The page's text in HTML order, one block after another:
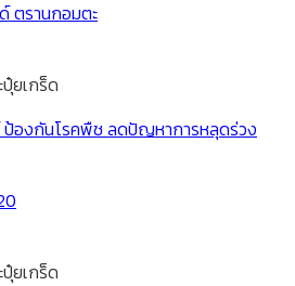
ยเกร็ด
ป้องกันโรคพืช ลดปัญหาการหลุดร่วง
ยเกร็ด